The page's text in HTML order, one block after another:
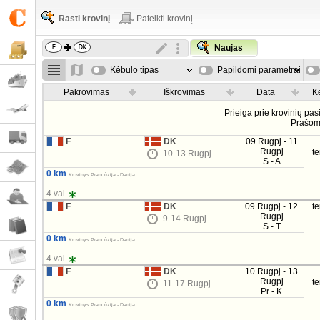
Rasti krovinį Pateikti krovinį
Naujas
Kėbulo tipas Papildomi parametrai
Pakrovimas Iškrovimas Data
Prieiga prie krovinių
F
DK
10-13 Rugpj
09 Rugpj - 11
Rugpj
S - A
0 km Krovinys Prancūzija - Danija
4 val.
F
DK
9-14 Rugpj
09 Rugpj - 12
Rugpj
S - T
0 km Krovinys Prancūzija - Danija
4 val.
F
DK
11-17 Rugpj
10 Rugpj - 13
Rugpj
Pr - K
0 km Krovinys Prancūzija - Danija